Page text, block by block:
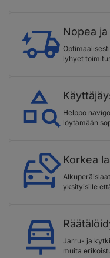
Nopea
lyhyet
Helppo
löytämään
Korkea
yksityisille
Jarru- ja
muita